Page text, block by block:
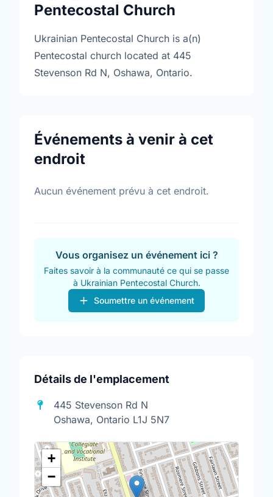
Pentecostal Church
Ukrainian Pentecostal Church is a(n)
Pentecostal church located at 445
Stevenson Rd N, Oshawa, Ontario.
Événements à venir à cet
endroit
Aucun événement prévu à cet endroit.
Vous organisez un événement ici ?
Faites savoir à la communauté ce qui se passe
à Ukrainian Pentecostal Church.
Soumettre un événement
Détails de l'emplacement
445 Stevenson Rd N
Oshawa, Ontario L1J 5N7
+
−